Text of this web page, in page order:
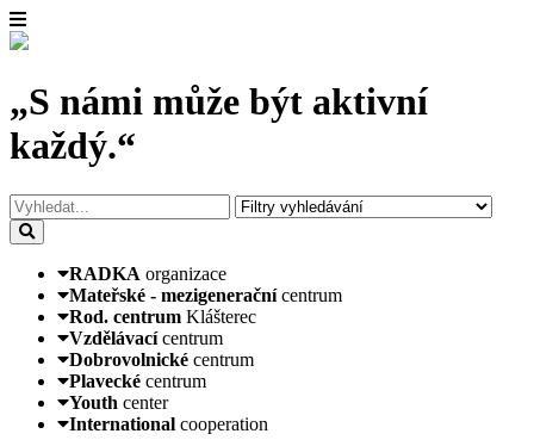
„S námi může být aktivní
každý.“
RADKA organizace
Mateřské - mezigenerační centrum
Rod. centrum Klášterec
Vzdělávací centrum
Dobrovolnické centrum
Plavecké centrum
Youth center
International cooperation